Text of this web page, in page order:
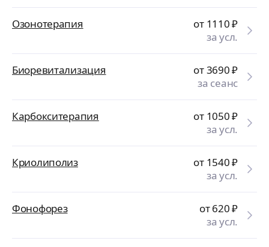
Озонотерапия от 1110₽
за усл.
Биоревитализация от 3690₽
за сеанс
Карбокситерапия от 1050₽
за усл.
Криолиполиз от 1540₽
за усл.
Фонофорез от 620₽
за усл.